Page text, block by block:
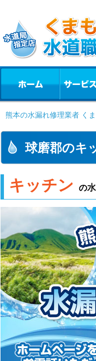
熊本の水漏れ修理業者 く
球磨郡のキ
キッチン の